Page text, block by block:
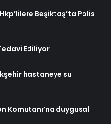
Beşiktaş’ta Polis
Ediliyor
hastaneye su
Komutanı’na duygusal